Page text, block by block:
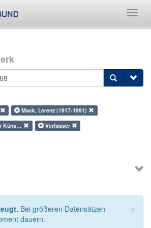
Mack, Lorenz (1917-1991)
Küns…
Verfasser
×
Bei größeren Datensätzen
dauern.